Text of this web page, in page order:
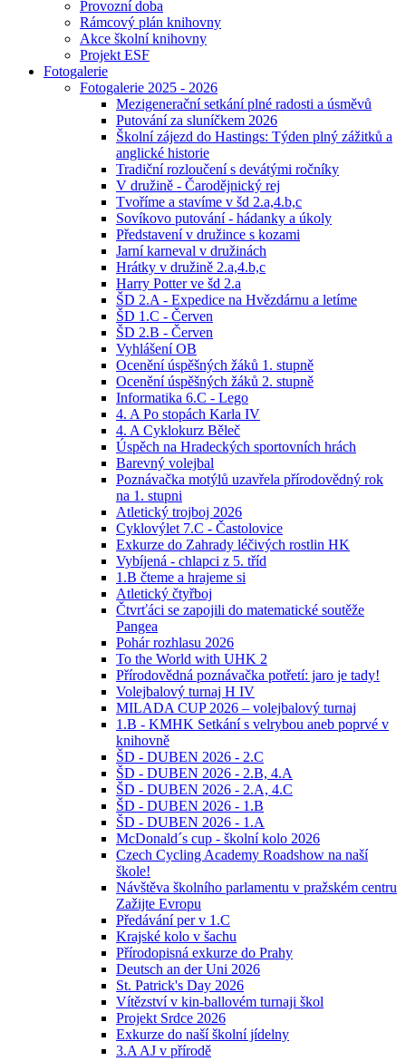
Provozní doba
Rámcový plán knihovny
Akce školní knihovny
Projekt ESF
Fotogalerie
Fotogalerie 2025 - 2026
Mezigenerační setkání plné radosti a úsměvů
Putování za sluníčkem 2026
Školní zájezd do Hastings: Týden plný zážitků a
anglické historie
Tradiční rozloučení s devátými ročníky
V družině - Čarodějnický rej
Tvoříme a stavíme v šd 2.a,4.b,c
Sovíkovo putování - hádanky a úkoly
Představení v družince s kozami
Jarní karneval v družinách
Hrátky v družině 2.a,4.b,c
Harry Potter ve šd 2.a
ŠD 2.A - Expedice na Hvězdárnu a letíme
ŠD 1.C - Červen
ŠD 2.B - Červen
Vyhlášení OB
Ocenění úspěšných žáků 1. stupně
Ocenění úspěšných žáků 2. stupně
Informatika 6.C - Lego
4. A Po stopách Karla IV
4. A Cyklokurz Běleč
Úspěch na Hradeckých sportovních hrách
Barevný volejbal
Poznávačka motýlů uzavřela přírodovědný rok
na 1. stupni
Atletický trojboj 2026
Cyklovýlet 7.C - Častolovice
Exkurze do Zahrady léčivých rostlin HK
Vybíjená - chlapci z 5. tříd
1.B čteme a hrajeme si
Atletický čtyřboj
Čtvrťáci se zapojili do matematické soutěže
Pangea
Pohár rozhlasu 2026
To the World with UHK 2
Přírodovědná poznávačka potřetí: jaro je tady!
Volejbalový turnaj H IV
MILADA CUP 2026 – volejbalový turnaj
1.B - KMHK Setkání s velrybou aneb poprvé v
knihovně
ŠD - DUBEN 2026 - 2.C
ŠD - DUBEN 2026 - 2.B, 4.A
ŠD - DUBEN 2026 - 2.A, 4.C
ŠD - DUBEN 2026 - 1.B
ŠD - DUBEN 2026 - 1.A
McDonald´s cup - školní kolo 2026
Czech Cycling Academy Roadshow na naší
škole!
Návštěva školního parlamentu v pražském centru
Zažijte Evropu
Předávání per v 1.C
Krajské kolo v šachu
Přírodopisná exkurze do Prahy
Deutsch an der Uni 2026
St. Patrick's Day 2026
Vítězství v kin-ballovém turnaji škol
Projekt Srdce 2026
Exkurze do naší školní jídelny
3.A AJ v přírodě